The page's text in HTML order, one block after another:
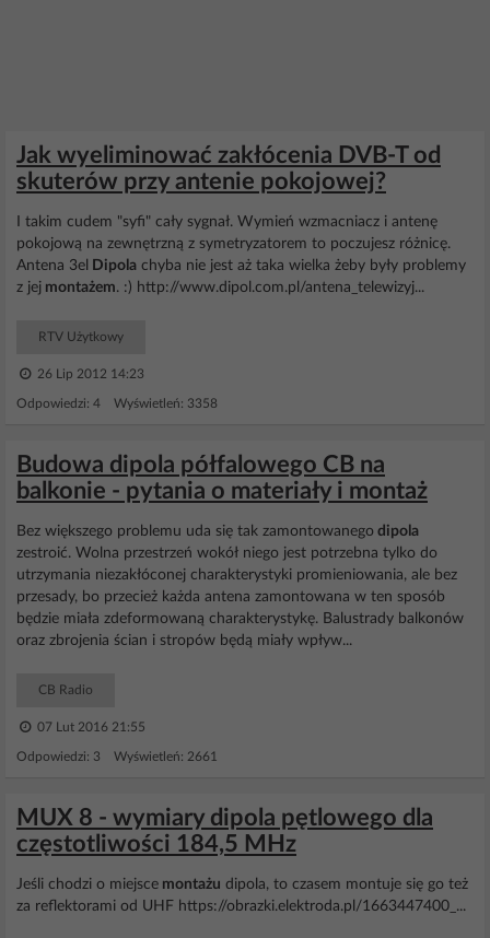
Jak wyeliminować zakłócenia DVB-T od
skuterów przy antenie pokojowej?
I takim cudem "syfi" cały sygnał. Wymień wzmacniacz i antenę
pokojową na zewnętrzną z symetryzatorem to poczujesz różnicę.
Antena 3el
Dipola chyba nie jest aż taka wielka żeby były problemy
z jej montażem. :) http://www.dipol.com.pl/antena_telewizyj...
RTV Użytkowy
26 Lip 2012 14:23
Odpowiedzi: 4 Wyświetleń: 3358
Budowa dipola półfalowego CB na
balkonie - pytania o materiały i montaż
Bez większego problemu uda się tak zamontowanego dipola
zestroić. Wolna przestrzeń wokół niego jest potrzebna tylko do
utrzymania niezakłóconej charakterystyki promieniowania, ale bez
przesady, bo przecież każda antena zamontowana w ten sposób
będzie miała zdeformowaną charakterystykę. Balustrady balkonów
oraz zbrojenia ścian i stropów będą miały wpływ...
CB Radio
07 Lut 2016 21:55
Odpowiedzi: 3 Wyświetleń: 2661
MUX 8 - wymiary dipola pętlowego dla
częstotliwości 184,5 MHz
Jeśli chodzi o miejsce montażu dipola, to czasem montuje się go też
za reflektorami od UHF https://obrazki.elektroda.pl/1663447400_...